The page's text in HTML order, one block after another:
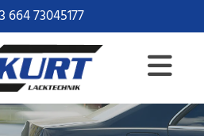
664 73045177